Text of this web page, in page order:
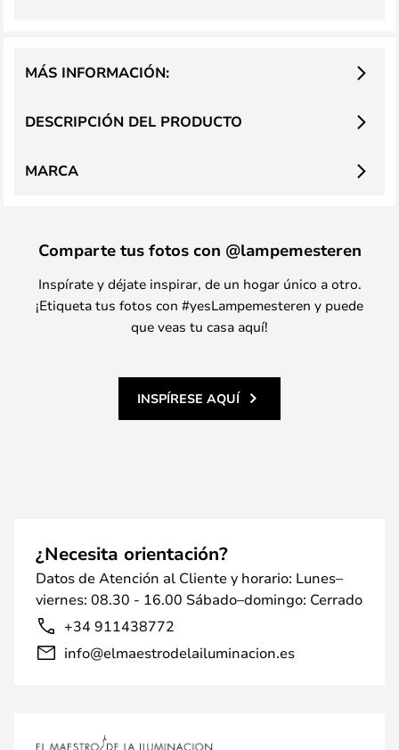
DESCRIPCIÓN DEL PRODUCTO
MÁS INFORMACIÓN:
MARCA
Comparte tus fotos con @lampemesteren
Inspírate y déjate inspirar, de un hogar único a otro.
¡Etiqueta tus fotos con #yesLampemesteren y puede
que veas tu casa aquí!
INSPÍRESE AQUÍ
¿Necesita orientación?
Datos de Atención al Cliente y horario: Lunes–
viernes: 08.30 - 16.00 Sábado–domingo: Cerrado
+34 911438772
info@elmaestrodelailuminacion.es